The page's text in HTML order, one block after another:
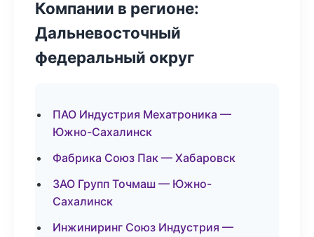
Компании в регионе:
Дальневосточный
федеральный округ
ПАО Индустрия Мехатроника —
Южно-Сахалинск
Фабрика Союз Пак — Хабаровск
ЗАО Групп Точмаш — Южно-
Сахалинск
Инжиниринг Союз Индустрия —